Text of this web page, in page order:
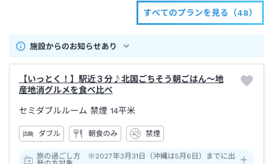
すべてのプランを見る（48）
施設からのお知らせあり
【いっとく！】駅近３分♪北国ごちそう朝ごはん～地
産地消グルメを食べ比べ
セミダブルルーム 禁煙 14平米
ダブル 朝食のみ 禁煙
旅の過ごし方 ※2027年3月31日（沖縄は5月6日）までに出